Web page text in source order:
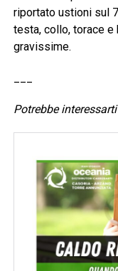
riportato ustioni sul
testa, collo, torace
gravissime.
Potrebbe